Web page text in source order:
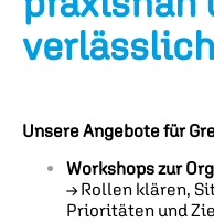
verlässlich
Unsere Angebote für
Workshops zur
→ Rollen klären,
Prioritäten und